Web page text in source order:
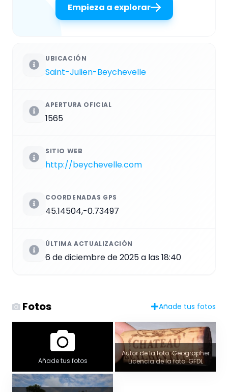
Empieza a explorar
UBICACIÓN
Saint-Julien-Beychevelle
APERTURA OFICIAL
1565
SITIO WEB
http://beychevelle.com
COORDENADAS GPS
45.14504,-0.73497
ÚLTIMA ACTUALIZACIÓN
6 de diciembre de 2025 a las 18:40
Fotos Añade tus fotos
Añade tus fotos
Autor de la foto: Geographer
Licencia de la foto: GFDL